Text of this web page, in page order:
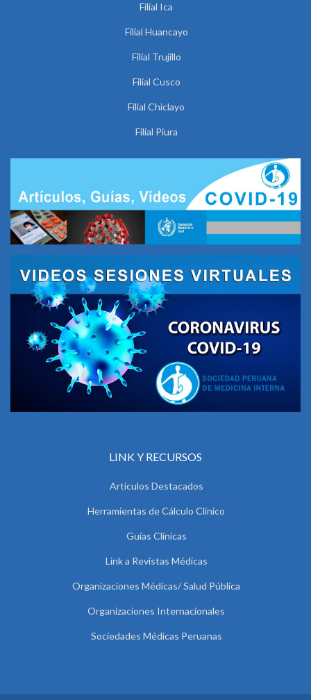
Filial Ica
Filial Huancayo
Filial Trujillo
Filial Cusco
Filial Chiclayo
Filial Piura
LINK Y RECURSOS
Artículos Destacados
Herramientas de Cálculo Clínico
Guías Clínicas
Link a Revistas Médicas
Organizaciones Médicas/ Salud Pública
Organizaciones Internacionales
Sociedades Médicas Peruanas